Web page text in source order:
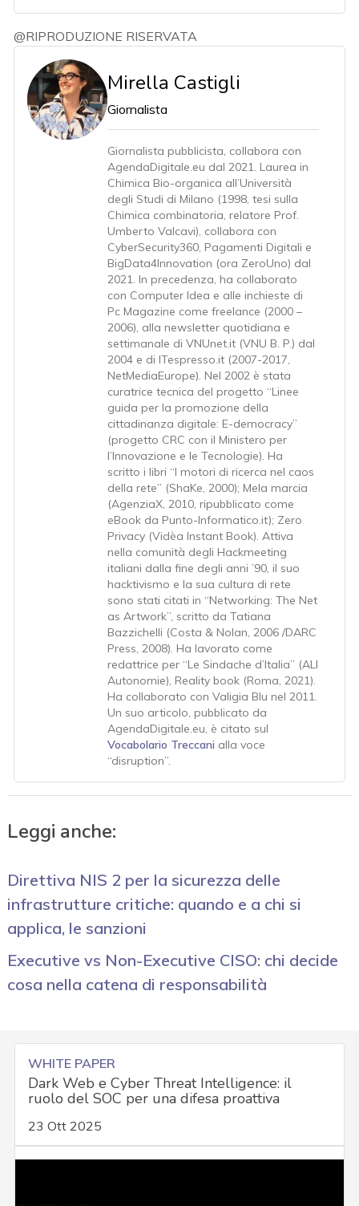
@RIPRODUZIONE RISERVATA
Mirella Castigli
Giornalista
Giornalista pubblicista, collabora con
AgendaDigitale.eu dal 2021. Laurea in
Chimica Bio-organica all’Università
degli Studi di Milano (1998, tesi sulla
Chimica combinatoria, relatore Prof.
Umberto Valcavi), collabora con
CyberSecurity360, Pagamenti Digitali e
BigData4Innovation (ora ZeroUno) dal
2021. In precedenza, ha collaborato
con Computer Idea e alle inchieste di
Pc Magazine come freelance (2000 –
2006), alla newsletter quotidiana e
settimanale di VNUnet.it (VNU B. P.) dal
2004 e di ITespresso.it (2007-2017,
NetMediaEurope). Nel 2002 è stata
curatrice tecnica del progetto “Linee
guida per la promozione della
cittadinanza digitale: E-democracy”
(progetto CRC con il Ministero per
l’Innovazione e le Tecnologie). Ha
scritto i libri “I motori di ricerca nel caos
della rete” (ShaKe, 2000); Mela marcia
(AgenziaX, 2010, ripubblicato come
eBook da Punto-Informatico.it); Zero
Privacy (Vidèa Instant Book). Attiva
nella comunità degli Hackmeeting
italiani dalla fine degli anni ’90, il suo
hacktivismo e la sua cultura di rete
sono stati citati in “Networking: The Net
as Artwork”, scritto da Tatiana
Bazzichelli (Costa & Nolan, 2006 /DARC
Press, 2008). Ha lavorato come
redattrice per “Le Sindache d’Italia” (ALI
Autonomie), Reality book (Roma, 2021).
Ha collaborato con Valigia Blu nel 2011.
Un suo articolo, pubblicato da
AgendaDigitale.eu, è citato sul
Vocabolario Treccani alla voce
“disruption”.
Leggi anche:
Direttiva NIS 2 per la sicurezza delle
infrastrutture critiche: quando e a chi si
applica, le sanzioni
Executive vs Non-Executive CISO: chi decide
cosa nella catena di responsabilità
WHITE PAPER
Dark Web e Cyber Threat Intelligence: il
ruolo del SOC per una difesa proattiva
23 Ott 2025